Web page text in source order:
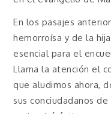
En los pasajes
hemorroísa y de la
esencial para el
Llama la atención el
que aludimos ahora,
sus conciudadanos